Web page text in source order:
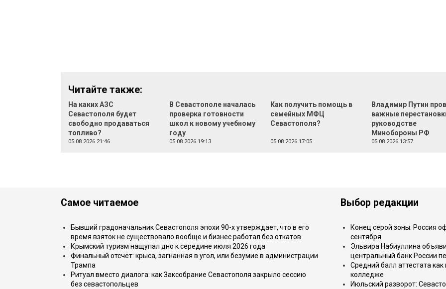
Читайте также:
На каких АЗС
Севастополя будет
свободно продаваться
топливо?
05.08.2026 21:46
В Севастополе началась
проверка готовности
школ к новому учебному
году
05.08.2026 19:13
Как получить помощь в
семейных МФЦ
Севастополя?
05.08.2026 17:05
Владимир Путин
важные
руководстве
Минобороны РФ
05.08.2026 13:57
Самое читаемое
Бывший градоначальник Севастополя эпохи 90-х утверждает, что в его
время взяток не существовало вообще и бизнес работал без откатов
Крымский туризм нащупал дно к середине июля 2026 года
Финальный отсчёт: крыса, загнанная в угол, или безумие в администрации
Трампа
Ритуал вместо диалога: как Заксобрание Севастополя закрыло сессию
без севастопольцев
Выбор редакции
Конец серой зоны: Россия
сентября
Эльвира Набиуллина
центральный банк России
Средний балл аттестата
колледже
Июльский разворот: